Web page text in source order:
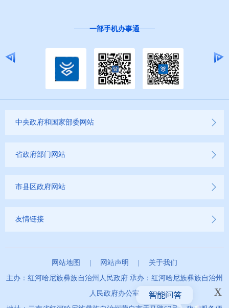
一部手机办事通
中央政府和国家部委网站
省政府部门网站
市县区政府网站
友情链接
网站地图 网站声明
关于我们
主办：红河哈尼族彝族自治州人民政府 承办：红河哈尼族彝族自治州
人民政府办公室
x